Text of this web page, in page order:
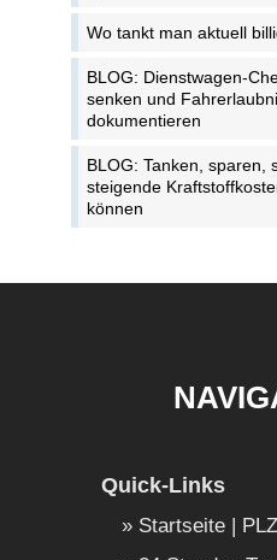
Wo tankt man aktuell
BLOG: Dienstwagen-
senken und
dokumentieren
BLOG: Tanken, sparen,
steigende
können
Quick-Links
Startseite |